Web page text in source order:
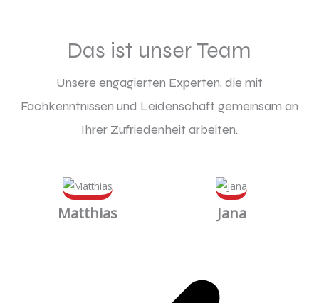
Das ist unser Team
Unsere engagierten Experten, die mit
Fachkenntnissen und Leidenschaft gemeinsam an
Ihrer Zufriedenheit arbeiten.
Matthias Jana